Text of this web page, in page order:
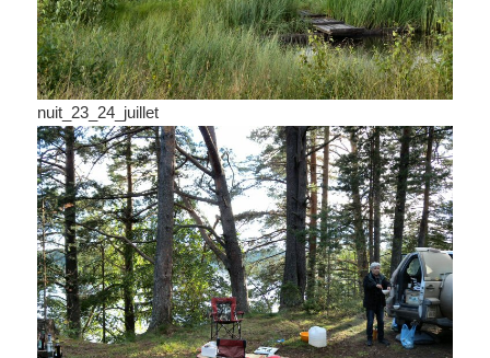
nuit_23_24_juillet